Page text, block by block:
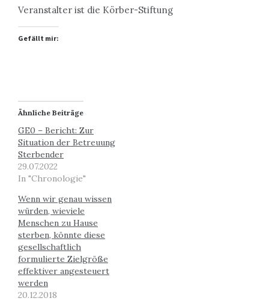
Veranstalter ist die Körber-Stiftung
Gefällt mir:
Ähnliche Beiträge
GE0 – Bericht: Zur
Situation der Betreuung
Sterbender
29.07.2022
In "Chronologie"
Wenn wir genau wissen
würden, wieviele
Menschen zu Hause
sterben, könnte diese
gesellschaftlich
formulierte Zielgröße
effektiver angesteuert
werden
20.12.2018